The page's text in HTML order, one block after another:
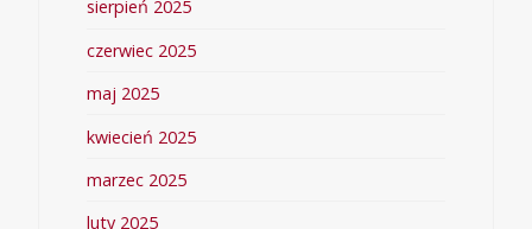
sierpień 2025
czerwiec 2025
maj 2025
kwiecień 2025
marzec 2025
luty 2025